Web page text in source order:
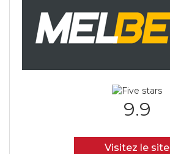
9.9
Visitez le site